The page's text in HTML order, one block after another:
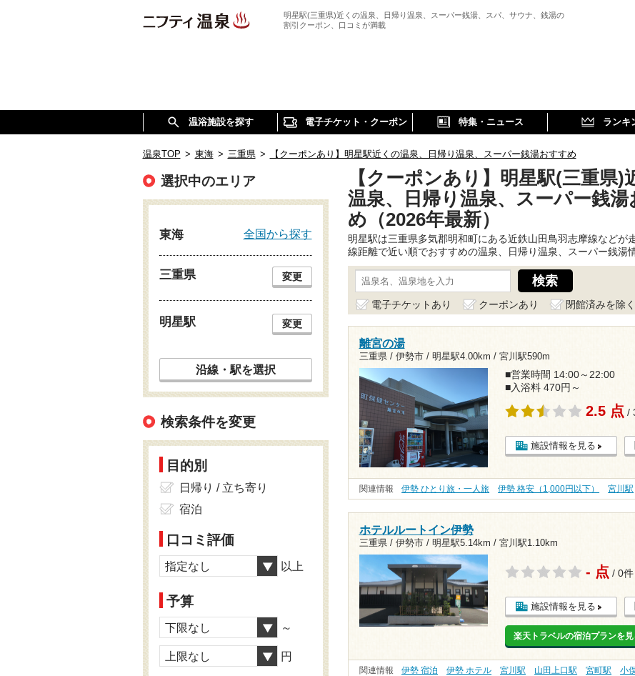
明星駅(三重県)近くの温泉、日帰り温泉、スーパー銭湯、スパ、サウナ、銭湯の
割引クーポン、口コミが満載
温浴施設を探す 電子チケット・クーポン 特集・ニュース ランキ
温泉TOP > 東海 > 三重県 > 【クーポンあり】明星駅近くの温泉、日帰り温泉、スーパー銭湯おすすめ
【クーポンあり】明星駅(三重県)
温泉、日帰り温泉、スーパー銭湯
め（2026年最新）
明星駅は三重県多気郡明和町にある近鉄山田鳥羽志摩線などが
線距離で近い順でおすすめの温泉、日帰り温泉、スーパー銭湯
電子チケットあり クーポンあり 閉館済みを除く
離宮の湯
三重県 / 伊勢市 / 明星駅4.00km / 宮川駅590m
■営業時間 14:00～22:00
■入浴料 470円～
2.5 点 /
施設情報を見る
関連情報 伊勢 ひとり旅・一人旅 伊勢 格安（1,000円以下） 宮川駅
ホテルルートイン伊勢
三重県 / 伊勢市 / 明星駅5.14km / 宮川駅1.10km
- 点 / 0件
施設情報を見る
楽天トラベルの宿泊プランを見
関連情報 伊勢 宿泊 伊勢 ホテル 宮川駅 山田上口駅 宮町駅 小
選択中のエリア
東海 全国から探す
三重県 変更
明星駅 変更
沿線・駅を選択
検索条件を変更
目的別
日帰り / 立ち寄り
宿泊
口コミ評価
指定なし 以上
予算
下限なし ～
上限なし 円